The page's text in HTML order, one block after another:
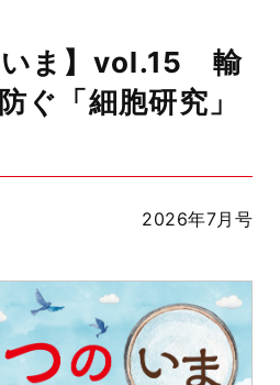
いま】vol.15 輸
ぐ「細胞研究」
2026年7月号